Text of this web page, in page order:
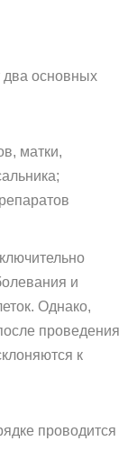
два основных
матки,
и
Однако,
проведения
к
проводится